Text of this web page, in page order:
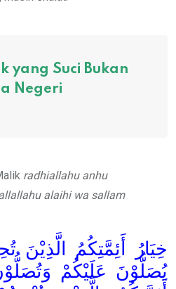
yang Suci Bukan
Negeri
radhiallahu anhu
alaihi wa sallam
خِيَارُ أَئِمَّتِكُمُ الَّذِيْنَ
يُصَلُّوْنَ عَلَيْكُمْ